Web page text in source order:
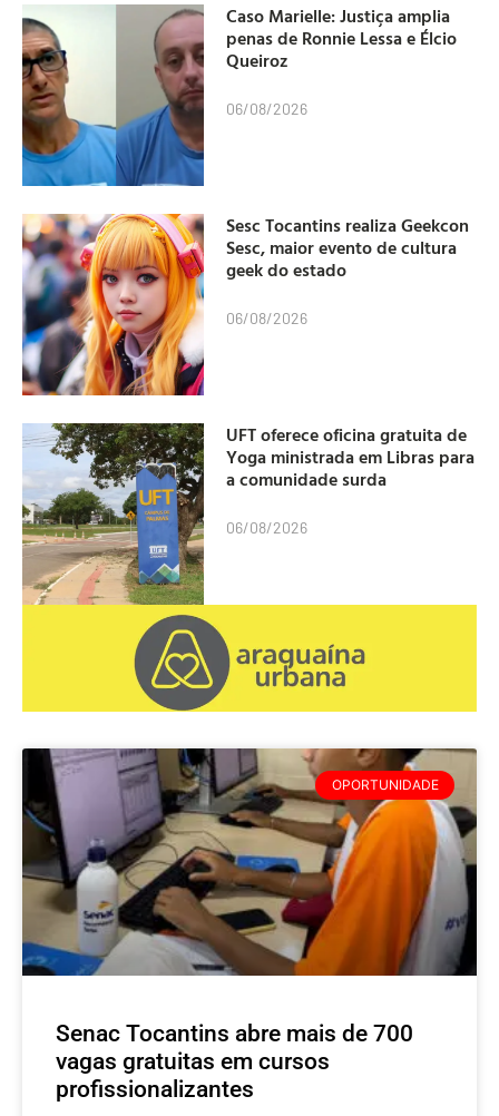
Caso Marielle: Justiça amplia
penas de Ronnie Lessa e Élcio
Queiroz
06/08/2026
Sesc Tocantins realiza Geekcon
Sesc, maior evento de cultura
geek do estado
06/08/2026
UFT oferece oficina gratuita de
Yoga ministrada em Libras para
a comunidade surda
06/08/2026
OPORTUNIDADE
Senac Tocantins abre mais de 700
vagas gratuitas em cursos
profissionalizantes